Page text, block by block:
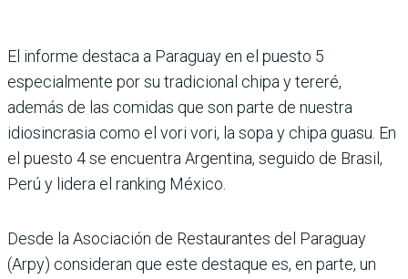
El informe destaca a Paraguay en el puesto 5
especialmente por su tradicional chipa y tereré,
además de las comidas que son parte de nuestra
idiosincrasia como el vori vori, la sopa y chipa guasu. En
el puesto 4 se encuentra Argentina, seguido de Brasil,
Perú y lidera el ranking México.
Desde la Asociación de Restaurantes del Paraguay
(Arpy) consideran que este destaque es, en parte, un